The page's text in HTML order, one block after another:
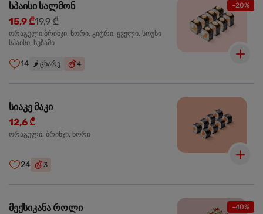
-20%
სპაისი სალმონ
15,9 ₾19,9 ₾
ორაგული,ბრინჯი, ნორი, კიტრი, ყველი, სოუსი
სპაისი, სეზამი
14 🌶️ ცხარე 4
სიაკე მაკი
12,6 ₾
ორაგული, ბრინჯი, ნორი
24 3
-40%
მექსიკანა როლი